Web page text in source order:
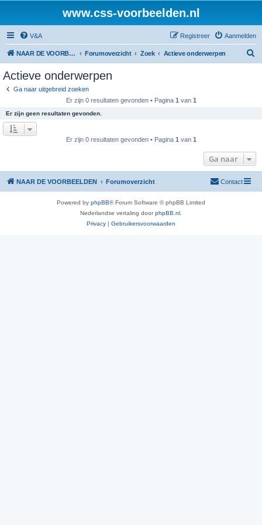
www.css-voorbeelden.nl
V&A Aanmelden
Registreer
NAAR DE VOORBEELDEN Forumoverzicht Zoek Actieve onderwerpen
Actieve onderwerpen
Ga naar uitgebreid zoeken
Er zijn 0 resultaten gevonden • Pagina 1 van 1
Er zijn geen resultaten gevonden.
Er zijn 0 resultaten gevonden • Pagina 1 van 1
Ga naar
NAAR DE VOORBEELDEN Forumoverzicht Contact
Powered by phpBB® Forum Software © phpBB Limited
Nederlandse vertaling doorphpBB.nl
Privacy | Gebruikersvoorwaarden